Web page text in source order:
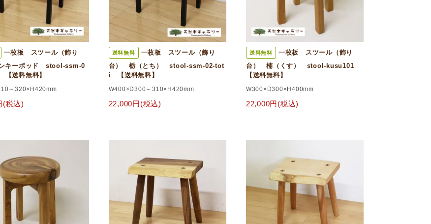
一枚板 スツール（飾り
キーポッド stool-ssm-0
送料無料】
～320×H420mm
(税込)
送料無料
一枚板 スツール（飾り
台） 栃（とち） stool-ssm-02-tot
i 【送料無料】
W400×D300～310×H420mm
22,000円(税込)
送料無料
一枚板 スツール（飾り
台） 楠（くす） stool-kusu101
【送料無料】
W300×D300×H400mm
22,000円(税込)